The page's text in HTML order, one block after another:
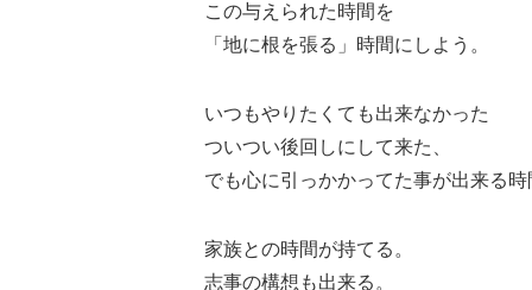
この与えられた時間を
「地に根を張る」時間にしよう。
いつもやりたくても出来なかった
ついつい後回しにして来た、
でも心に引っかかってた事が出来る時
家族との時間が持てる。
志事の構想も出来る。